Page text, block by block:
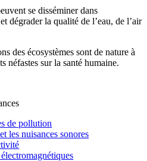
se disséminer dans
dégrader la qualité de l’eau, de l’air
des écosystèmes sont de nature à
néfastes sur la santé humaine.
de pollution
les nuisances sonores